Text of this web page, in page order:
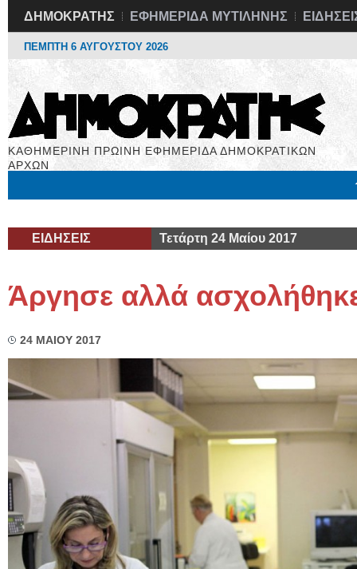
ΔΗΜΟΚΡΑΤΗΣ ΕΦΗΜΕΡΙΔΑ ΜΥΤΙΛΗΝΗΣ
ΠΕΜΠΤΗ 6 ΑΥΓΟΥΣΤΟΥ 2026
ΚΑΘΗΜΕΡΙΝΗ ΠΡΩΙΝΗ ΕΦΗΜΕΡΙΔΑ ΔΗΜΟΚΡΑΤΙΚΩΝ
ΑΡΧΩΝ
ΕΙΔΗΣΕΙΣ Τετάρτη 24 Μαίου 2017
Άργησε αλλά
24 ΜΑΙΟΥ 2017